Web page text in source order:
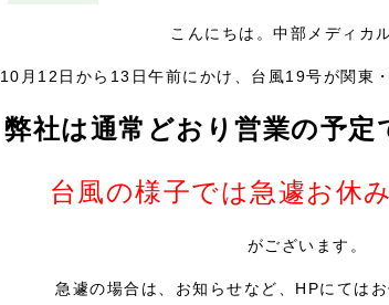
こんにちは。中部メディカ
10月12日から13日午前にかけ、台風19号が関東
弊社は通常どおり営業の予定
台風の様子では急遽お休
がございます。
急遽の場合は、お知らせなど、HPにては